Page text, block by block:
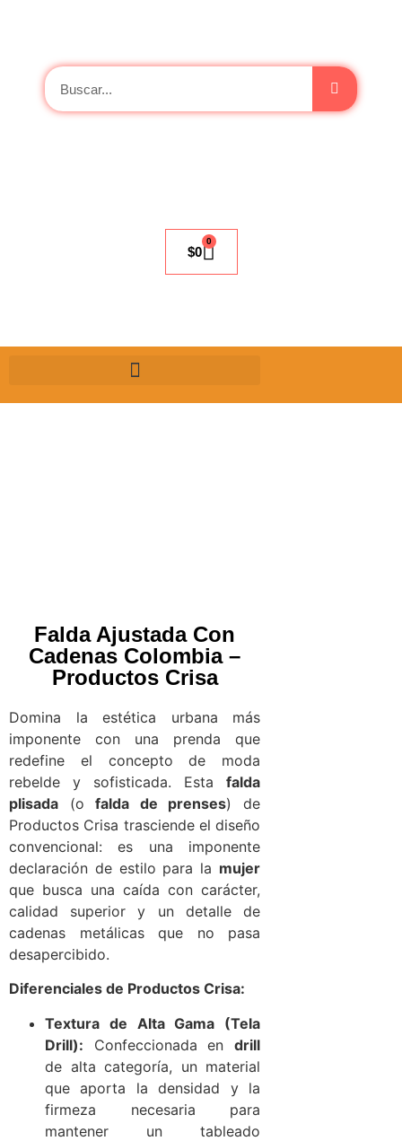
$0
0
Falda Ajustada Con
Cadenas Colombia –
Productos Crisa
Domina la estética urbana más
imponente con una prenda que
redefine el concepto de moda
rebelde y sofisticada. Esta falda
plisada (ofalda de prenses) de
Productos Crisa trasciende el diseño
convencional: es una imponente
declaración de estilo para la mujer
que busca una caída con carácter,
calidad superior y un detalle de
cadenas metálicas que no pasa
desapercibido.
Diferenciales de Productos Crisa:
Textura de Alta Gama (Tela
Drill): Confeccionada en drill
de alta categoría, un material
que aporta la densidad y la
firmeza necesaria para
mantener un tableado